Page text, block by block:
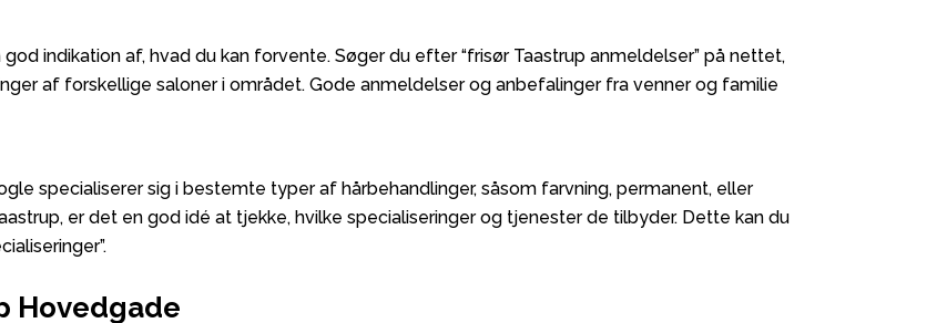
indikation af, hvad du kan forvente. Søger du efter “frisør Taastrup anmeldelser” på nettet,
af forskellige saloner i området. Gode anmeldelser og anbefalinger fra venner og familie
specialiserer sig i bestemte typer af hårbehandlinger, såsom farvning, permanent, eller
er det en god idé at tjekke, hvilke specialiseringer og tjenester de tilbyder. Dette kan du
Hovedgade